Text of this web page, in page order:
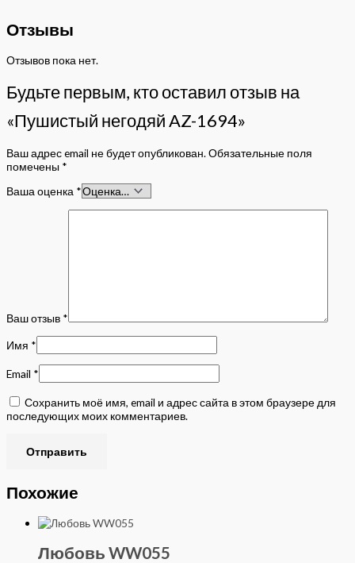
Отзывы
Отзывов пока нет.
Будьте первым, кто оставил отзыв на
«Пушистый негодяй AZ-1694»
Ваш адрес email не будет опубликован.Обязательные поля
помечены *
Ваша оценка *
Ваш отзыв *
Имя *
Email *
Сохранить моё имя, email и адрес сайта в этом браузере для
последующих моих комментариев.
Похожие
Любовь WW055